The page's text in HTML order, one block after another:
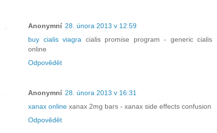
Anonymní 28. února 2013 v 12:59
buy cialis viagra cialis promise program - generic cialis
online
Odpovědět
Anonymní 28. února 2013 v 16:31
xanax online xanax 2mg bars - xanax side effects confusion
Odpovědět